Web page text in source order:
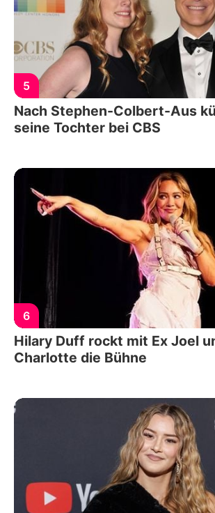
5
Nach Stephen-Colbert-Aus
seine Tochter bei CBS
6
Hilary Duff rockt mit Ex Joel
Charlotte die Bühne